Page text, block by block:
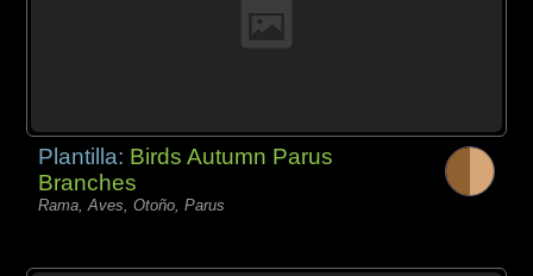
Plantilla: Birds Autumn Parus
Branches
Rama, Aves, Otoño, Parus